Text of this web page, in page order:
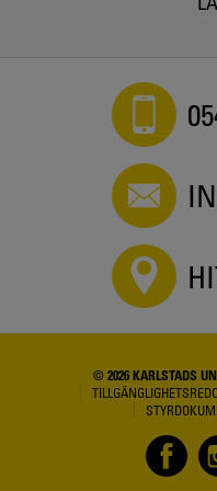
© 2026 KARLSTADS